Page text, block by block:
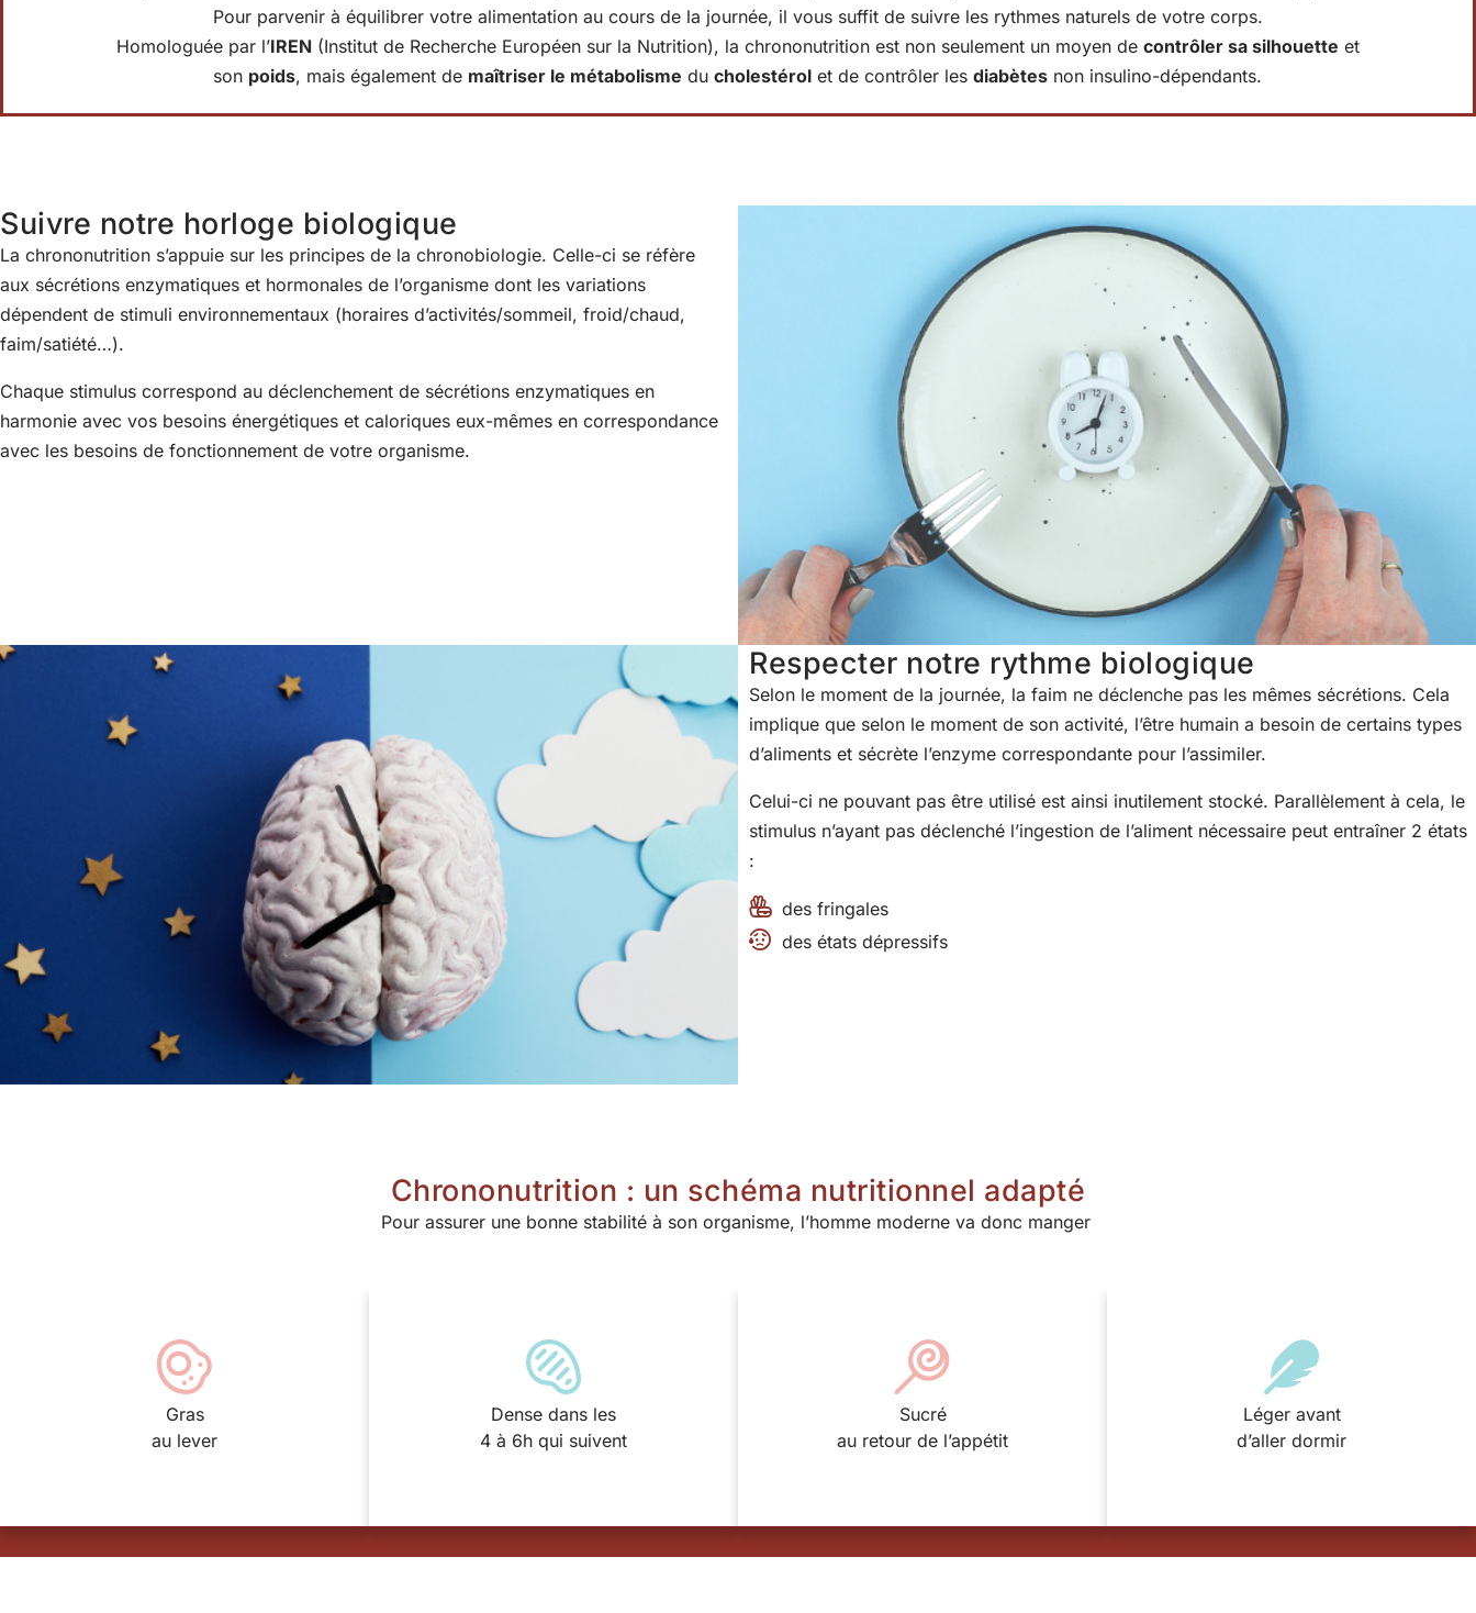
Pour parvenir à équilibrer votre alimentation au cours de la journée, il vous suffit de suivre les rythmes naturels de votre corps.
Homologuée par l’IREN(Institut de Recherche Européen sur la Nutrition), la chrononutrition est non seulement un moyen de contrôler sa silhouette et
son poids, mais également de maîtriser le métabolisme ducholestérol et de contrôler lesdiabètes non insulino-dépendants.
Suivre notre horloge biologique
La chrononutrition s’appuie sur les principes de la chronobiologie. Celle-ci se réfère
aux sécrétions enzymatiques et hormonales de l’organisme dont les variations
dépendent de stimuli environnementaux (horaires d’activités/sommeil, froid/chaud,
faim/satiété…).
Chaque stimulus correspond au déclenchement de sécrétions enzymatiques en
harmonie avec vos besoins énergétiques et caloriques eux-mêmes en correspondance
avec les besoins de fonctionnement de votre organisme.
Respecter notre rythme biologique
Selon le moment de la journée, la faim ne déclenche pas les mêmes sécrétions. Cela
implique que selon le moment de son activité, l’être humain a besoin de certains types
d’aliments et sécrète l’enzyme correspondante pour l’assimiler.
Celui-ci ne pouvant pas être utilisé est ainsi inutilement stocké. Parallèlement à cela, le
stimulus n’ayant pas déclenché l’ingestion de l’aliment nécessaire peut entraîner 2 états
:
des fringales
des états dépressifs
Chrononutrition : un schéma nutritionnel adapté
Pour assurer une bonne stabilité à son organisme, l’homme moderne va donc manger
Gras
au lever
Dense dans les
4 à 6h qui suivent
Sucré
au retour de l’appétit
Léger avant
d’aller dormir